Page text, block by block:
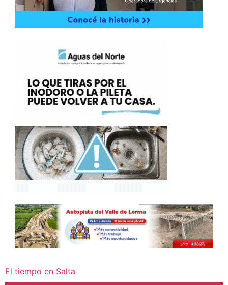
El tiempo en Salta